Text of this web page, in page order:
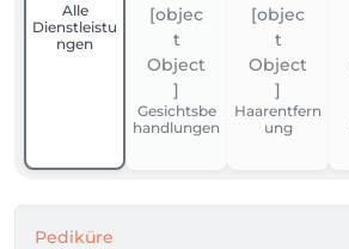
Alle
Dienstleistu
ngen
Gesichtsbe
handlungen
Haarentfern
ung
Pediküre